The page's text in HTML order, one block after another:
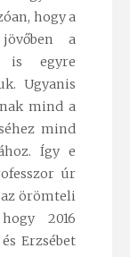
hogy a
a
is egyre
Ugyanis
mind a
mind
Így e
úr
örömteli
2016
Erzsébet